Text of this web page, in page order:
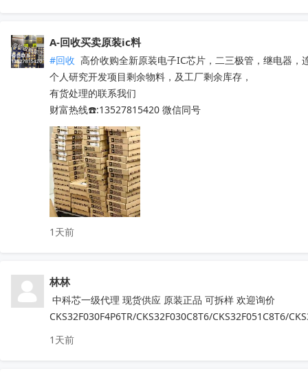
SY6874DBC  SY8063DBC  CS3818EO  SI4755
PL8332G  OB2734DCCPA-H  OB2009DACPA-D
SI4754C-A55-GMR  CD3313EO  AXOP34062C
QN8065  IR2011STRPBF  NSA2092
STM32L071RZH6  STM32G070RBT6
STM8S005K6T6   STM8S207R8T6
STM8L052R8T6   STM32G030C8T6
STM8S103F3P6TR  TPA3116D2DADR
TDA7786  TDA7786TR  TDA7786C
TDA7708CB  TDA7708LX  TDA7850
TDA7708CBTR  TDA75610S-Z
TDA7708LX52  TDA7708LX32TR
HFDA801A-VYT  TDA7388  TDA7851L
MX25L6433FM2I-08G  F50L2G41XA-104YG2B
K4B4G1646E-BYK0  TEF6686  XS9950
IRFB4227  CS75823  IRF540NPBF  TL494IDR
PT16556-LQ  LV5683P-E  TA75458P
TEA6856AHN  RDA5807M  STM32F042F4P6
A-回收买卖原装ic料
#回收 高价收购全新原装电子IC芯片，二三极管，继电器，
个人研究开发项目剩余物料，及工厂剩余库存，
有货处理的联系我们
财富热线☎️:13527815420 微信同号
1天前
林林
CKS32F030F4P6TR/CKS32F030C8T6/CKS32F051C8T6/
1天前